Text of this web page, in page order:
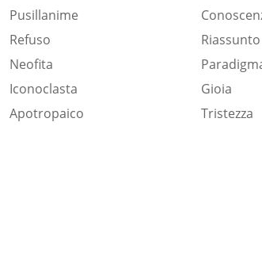
Pusillanime
Refuso
Neofita
Iconoclasta
Apotropaico
Riassunto
Gioia
Tristezza